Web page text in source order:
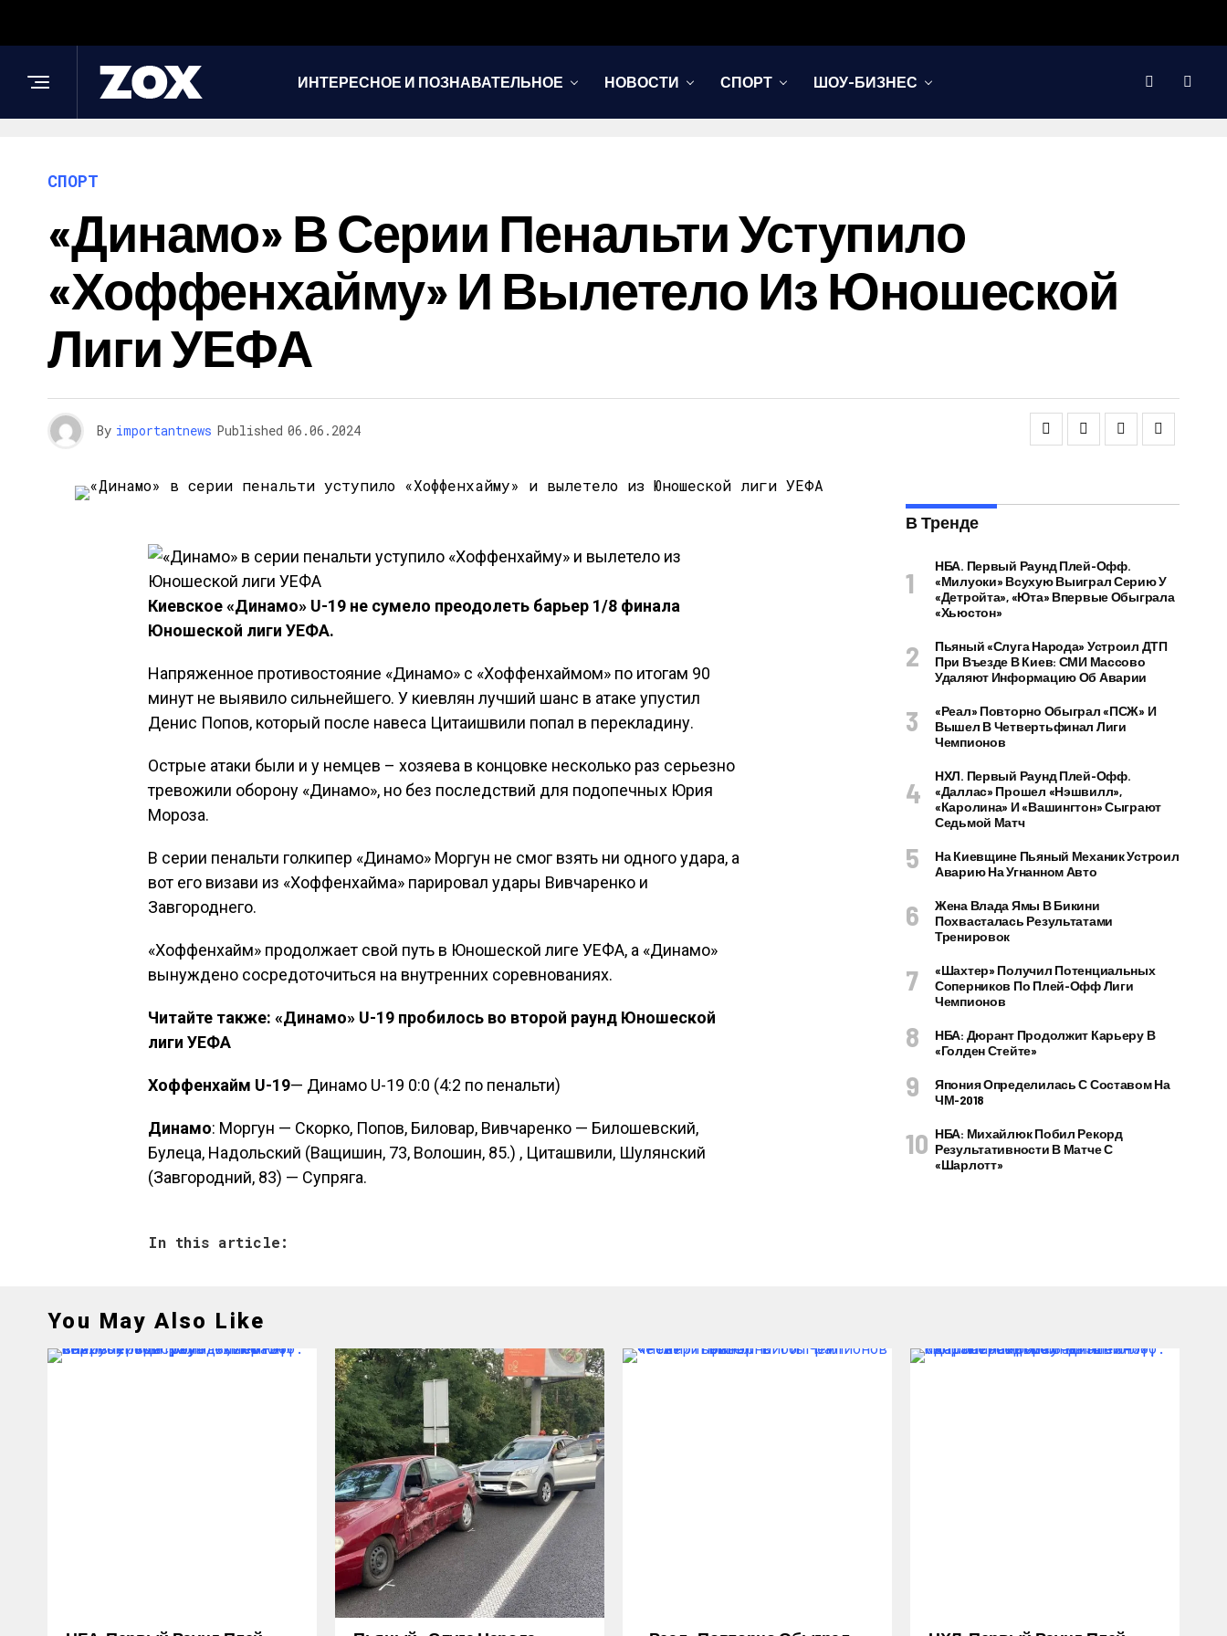
ИНТЕРЕСНОЕ И ПОЗНАВАТЕЛЬНОЕ НОВОСТИ СПОРТ ШОУ-БИЗНЕС
СПОРТ
«Динамо» В Серии Пенальти Уступило
«Хоффенхайму» И Вылетело Из Юношеской
Лиги УЕФА
By importantnews Published 06.06.2024
Киевское «Динамо» U-19 не сумело преодолеть барьер 1/8 финала
Юношеской лиги УЕФА.
Напряженное противостояние «Динамо» с «Хоффенхаймом» по итогам 90
минут не выявило сильнейшего. У киевлян лучший шанс в атаке упустил
Денис Попов, который после навеса Цитаишвили попал в перекладину.
Острые атаки были и у немцев – хозяева в концовке несколько раз серьезно
тревожили оборону «Динамо», но без последствий для подопечных Юрия
Мороза.
В серии пенальти голкипер «Динамо» Моргун не смог взять ни одного удара, а
вот его визави из «Хоффенхайма» парировал удары Вивчаренко и
Завгороднего.
«Хоффенхайм» продолжает свой путь в Юношеской лиге УЕФА, а «Динамо»
вынуждено сосредоточиться на внутренних соревнованиях.
Читайте также: «Динамо» U-19 пробилось во второй раунд Юношеской
лиги УЕФА
Хоффенхайм U-19— Динамо U-19 0:0 (4:2 по пенальти)
Динамо: Моргун — Скорко, Попов, Биловар, Вивчаренко — Билошевский,
Булеца, Надольский (Ващишин, 73, Волошин, 85.) , Циташвили, Шулянский
(Завгородний, 83) — Супряга.
In this article:
В Тренде
НБА. Первый Раунд Плей-Офф.
«Милуоки» Всухую Выиграл Серию У
«Детройта», «Юта» Впервые Обыграла
«Хьюстон»
Пьяный «слуга Народа» Устроил ДТП
При Въезде В Киев: СМИ Массово
Удаляют Информацию Об Аварии
«Реал» Повторно Обыграл «ПСЖ» И
Вышел В Четвертьфинал Лиги
Чемпионов
НХЛ. Первый Раунд Плей-Офф.
«Даллас» Прошел «Нэшвилл»,
«Каролина» И «Вашингтон» Сыграют
Седьмой Матч
На Киевщине Пьяный Механик Устроил
Аварию На Угнанном Авто
Жена Влада Ямы В Бикини
Похвасталась Результатами
Тренировок
«Шахтер» Получил Потенциальных
Соперников По Плей-Офф Лиги
Чемпионов
НБА: Дюрант Продолжит Карьеру В
«Голден Стейте»
Япония Определилась С Составом На
ЧМ-2018
НБА: Михайлюк Побил Рекорд
Результативности В Матче С
«Шарлотт»
You May Also Like